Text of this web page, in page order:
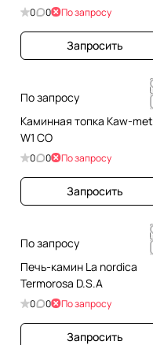
0 0 По запросу
Запросить
По запросу
Каминная топка Kaw-met
W1 CO
0 0 По запросу
Запросить
По запросу
Печь-камин La nordica
Termorosa D.S.A
0 0 По запросу
Запросить